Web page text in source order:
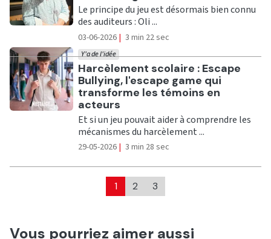
Le principe du jeu est désormais bien connu
des auditeurs : Oli ...
03-06-2026 | 3 min 22 sec
Ecouter
Harcèlement scolaire : Escape
Bullying, l'escape game qui
transforme les témoins en
acteurs
Y'a de l'idée
Et si un jeu pouvait aider à comprendre les
mécanismes du harcèlement ...
29-05-2026 | 3 min 28 sec
1 2 3
Vous pourriez aimer aussi